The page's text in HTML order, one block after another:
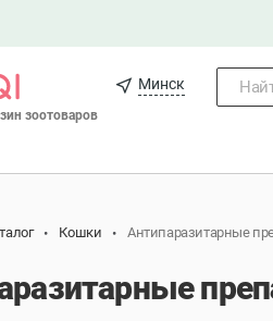
зоотоваров
Минск
Кошки Антипаразитарные